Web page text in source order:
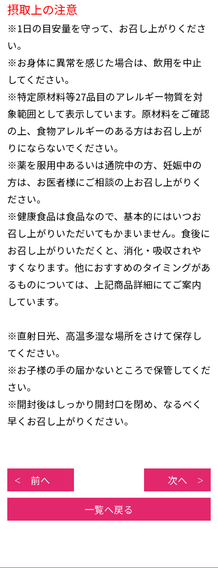
摂取上の注意
※1日の目安量を守って、お召し上がりくださ
い。
※お身体に異常を感じた場合は、飲用を中止
してください。
※特定原材料等27品目のアレルギー物質を対
象範囲として表示しています。原材料をご確認
の上、食物アレルギーのある方はお召し上が
りにならないでください。
※薬を服用中あるいは通院中の方、妊娠中の
方は、お医者様にご相談の上お召し上がりく
ださい。
※健康食品は食品なので、基本的にはいつお
召し上がりいただいてもかまいません。食後に
お召し上がりいただくと、消化・吸収されや
すくなります。他におすすめのタイミングがあ
るものについては、上記商品詳細にてご案内
しています。
※直射日光、高温多湿な場所をさけて保存し
てください。
※お子様の手の届かないところで保管してくだ
さい。
※開封後はしっかり開封口を閉め、なるべく
早くお召し上がりください。
前へ 次へ
一覧へ戻る